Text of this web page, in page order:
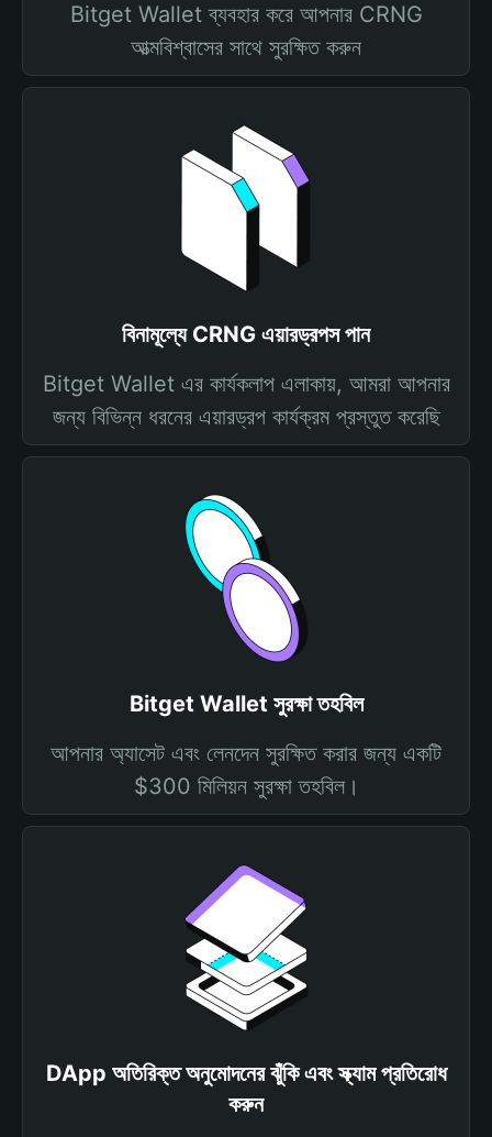
Bitget Wallet ব্যবহার করে আপনার CRNG
আত্মবিশ্বাসের সাথে সুরক্ষিত করুন
বিনামূল্যে CRNG এয়ারড্রপস পান
Bitget Wallet এর কার্যকলাপ এলাকায়, আমরা আপনার
জন্য বিভিন্ন ধরনের এয়ারড্রপ কার্যক্রম প্রস্তুত করেছি
Bitget Wallet সুরক্ষা তহবিল
আপনার অ্যাসেট এবং লেনদেন সুরক্ষিত করার জন্য একটি
$300 মিলিয়ন সুরক্ষা তহবিল।
DApp অতিরিক্ত অনুমোদনের ঝুঁকি এবং স্ক্যাম প্রতিরোধ
করুন